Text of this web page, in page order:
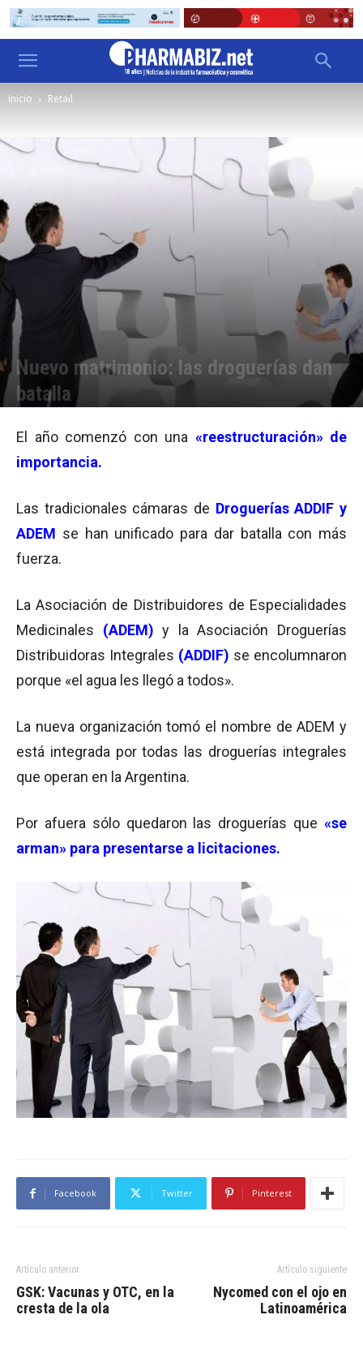
Inicio Retail
Nuevo matrimonio: las droguerías dan
batalla
El año comenzó con una «reestructuración» de
importancia.
Las tradicionales cámaras de Droguerías ADDIF y
ADEM se han unificado para dar batalla con más
fuerza.
La Asociación de Distribuidores de Especialidades
Medicinales (ADEM)y la Asociación Droguerías
Distribuidoras Integrales (ADDIF) se encolumnaron
porque «el agua les llegó a todos».
La nueva organización tomó el nombre de ADEM y
está integrada por todas las droguerías integrales
que operan en la Argentina.
Por afuera sólo quedaron las droguerías que «se
arman» para presentarse a licitaciones.
Facebook Twitter Pinterest
Artículo anterior
GSK: Vacunas y OTC, en la
cresta de la ola
Artículo siguiente
Nycomed con el ojo en
Latinoamérica